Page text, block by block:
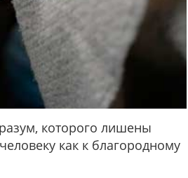
которого лишены
как к благородному